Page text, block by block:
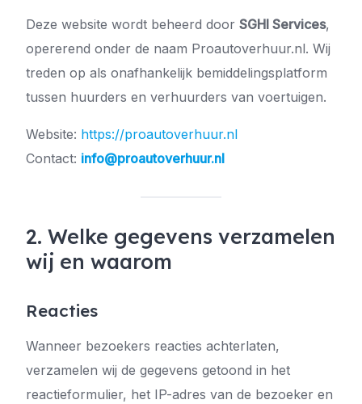
Deze website wordt beheerd door SGHI Services,
opererend onder de naam Proautoverhuur.nl. Wij
treden op als onafhankelijk bemiddelingsplatform
tussen huurders en verhuurders van voertuigen.
Website: https://proautoverhuur.nl
Contact: info@proautoverhuur.nl
2. Welke gegevens verzamelen
wij en waarom
Reacties
Wanneer bezoekers reacties achterlaten,
verzamelen wij de gegevens getoond in het
reactieformulier, het IP-adres van de bezoeker en